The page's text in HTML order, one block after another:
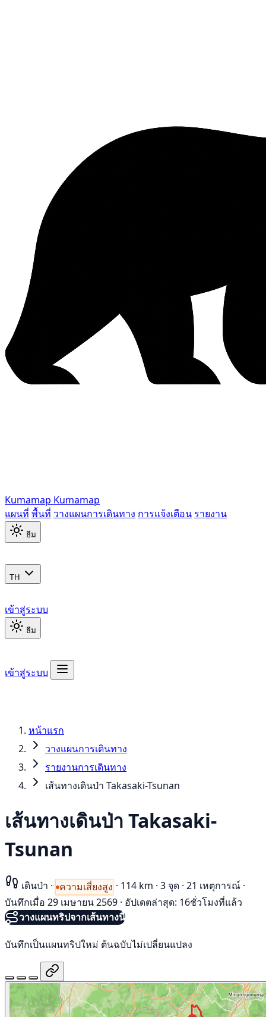
Kumamap Kumamap
แผนที่ พื้นที่ วางแผนการเดินทาง การแจ้งเตือน รายงาน
ธีม
TH
เข้าสู่ระบบ
ธีม
เข้าสู่ระบบ
หน้าแรก
วางแผนการเดินทาง
รายงานการเดินทาง
เส้นทางเดินป่า Takasaki-Tsunan
เส้นทางเดินป่า Takasaki-
Tsunan
เดินป่า · ความเสี่ยงสูง · 114 km · 3 จุด · 21 เหตุการณ์ ·
บันทึกเมื่อ 29 เมษายน 2569 · อัปเดตล่าสุด: 16ชั่วโมงที่แล้ว
วางแผนทริปจากเส้นทางนี้
บันทึกเป็นแผนทริปใหม่ ต้นฉบับไม่เปลี่ยนแปลง